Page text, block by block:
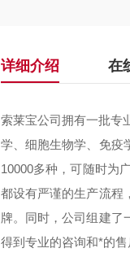
详细介绍 在
索莱宝公司拥有一批专
学、细胞生物学、免疫
10000多种，可随时为
都设有严谨的生产流程
牌。同时，公司组建了
得到专业的咨询和*的售